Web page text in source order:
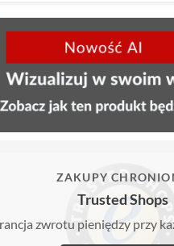
ZAKUPY
Trusted Shops
zwrotu pieniędzy przy